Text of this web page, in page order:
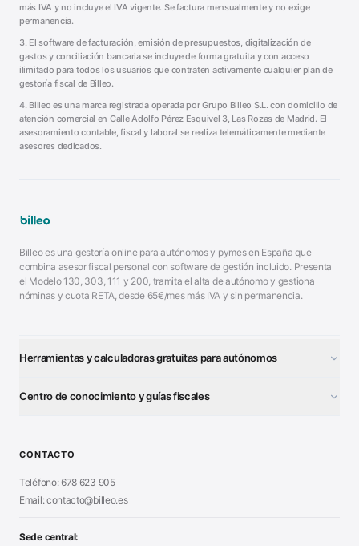
más IVA y no incluye el IVA vigente. Se factura mensualmente y no exige
permanencia.
3. El software de facturación, emisión de presupuestos, digitalización de
gastos y conciliación bancaria se incluye de forma gratuita y con acceso
ilimitado para todos los usuarios que contraten activamente cualquier plan de
gestoría fiscal de Billeo.
4. Billeo es una marca registrada operada por Grupo Billeo S.L. con domicilio de
atención comercial en Calle Adolfo Pérez Esquivel 3, Las Rozas de Madrid. El
asesoramiento contable, fiscal y laboral se realiza telemáticamente mediante
asesores dedicados.
Billeo es una gestoría online para autónomos y pymes en España que
combina asesor fiscal personal con software de gestión incluido. Presenta
el Modelo 130, 303, 111 y 200, tramita el alta de autónomo y gestiona
nóminas y cuota RETA, desde 65€/mes más IVA y sin permanencia.
Herramientas y calculadoras gratuitas para autónomos
Generador Nóminas
■ Generador Presupuestos
Generador Facturas
■Modelo Nómina PDF
Centro de conocimiento y guías fiscales
■Alta Autónomo Paso a Paso
Declaración Renta 2026
■Certificado Digital
CONTACTO
Teléfono: 678 623 905
Email: contacto@billeo.es
Sede central: